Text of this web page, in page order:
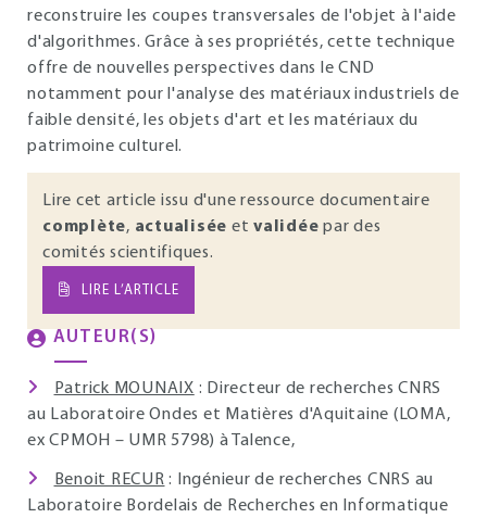
reconstruire les coupes transversales de l'objet à l'aide
d'algorithmes. Grâce à ses propriétés, cette technique
offre de nouvelles perspectives dans le CND
notamment pour l'analyse des matériaux industriels de
faible densité, les objets d'art et les matériaux du
patrimoine culturel.
Lire cet article issu d'une ressource documentaire
complète, actualisée et validée par des
comités scientifiques.
LIRE L’ARTICLE
AUTEUR(S)
Patrick MOUNAIX : Directeur de recherches CNRS
au Laboratoire Ondes et Matières d'Aquitaine (LOMA,
ex CPMOH – UMR 5798) à Talence,
Benoit RECUR : Ingénieur de recherches CNRS au
Laboratoire Bordelais de Recherches en Informatique